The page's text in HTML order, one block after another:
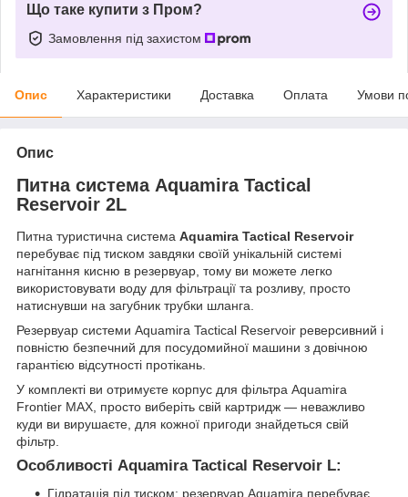
Що таке купити з Пром?
Замовлення під захистом
Опис Характеристики Доставка Оплата Умови
Опис
Питна система Aquamira Tactical
Reservoir 2L
Питна туристична система Aquamira Tactical Reservoir
перебуває під тиском завдяки своїй унікальній системі
нагнітання кисню в резервуар, тому ви можете легко
використовувати воду для фільтрації та розливу, просто
натиснувши на загубник трубки шланга.
Резервуар системи Aquamira Tactical Reservoir реверсивний і
повністю безпечний для посудомийної машини з довічною
гарантією відсутності протікань.
У комплекті ви отримуєте корпус для фільтра Aquamira
Frontier MAX, просто виберіть свій картридж — неважливо
куди ви вирушаєте, для кожної пригоди знайдеться свій
фільтр.
Особливості Aquamira Tactical Reservoir L:
Гідратація під тиском: резервуар Aquamira перебуває